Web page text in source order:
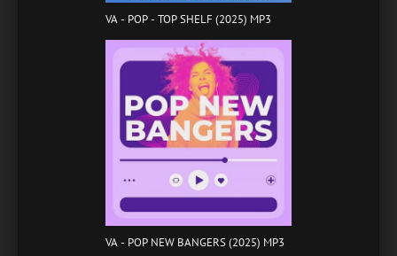
VA - POP - TOP SHELF (2025) MP3
VA - POP NEW BANGERS (2025) MP3